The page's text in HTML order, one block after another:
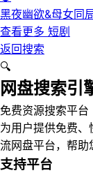
黑夜幽欲&母女同
服&黑夜欲牢（完
查看更多 短剧
返回搜索
🔍
网盘搜索引
免费资源搜索平台
为用户提供免费
流网盘平台，帮助
支持平台